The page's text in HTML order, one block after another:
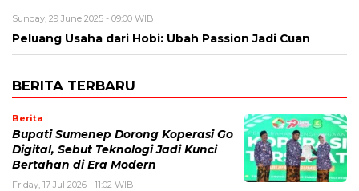
Sunday, 29 June 2025 - 09:00 WIB
Peluang Usaha dari Hobi: Ubah Passion Jadi Cuan
BERITA TERBARU
Berita
Bupati Sumenep Dorong Koperasi Go
Digital, Sebut Teknologi Jadi Kunci
Bertahan di Era Modern
Friday, 17 Jul 2026 - 11:02 WIB